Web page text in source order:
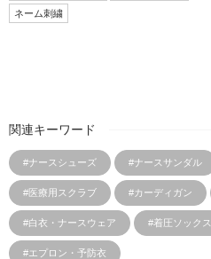
ネーム刺繍
関連キーワード
#ナースシューズ #ナースサンダル
#医療用スクラブ #カーディガン
#白衣・ナースウェア #着圧ソックス
#エプロン・予防衣